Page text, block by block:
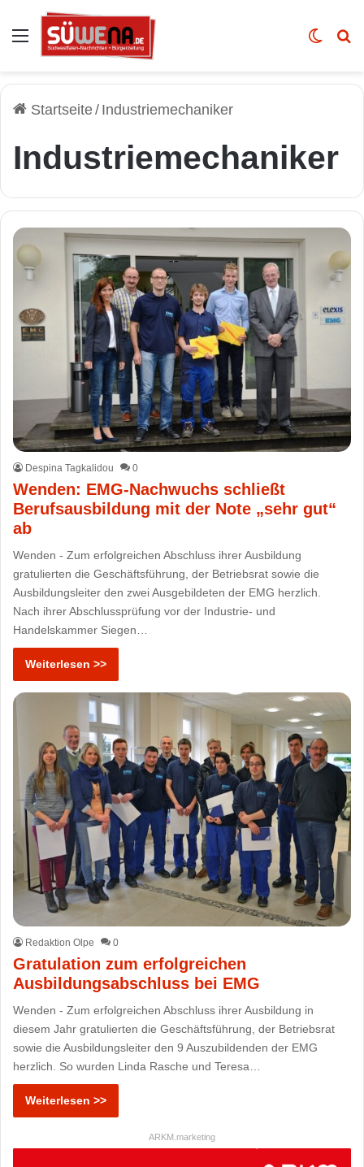
Auswahl Skin
Startseite/ Industriemechaniker
Industriemechaniker
Despina Tagkalidou 0
Wenden: EMG-Nachwuchs schließt
Berufsausbildung mit der Note „sehr gut“
ab
Wenden - Zum erfolgreichen Abschluss ihrer Ausbildung
gratulierten die Geschäftsführung, der Betriebsrat sowie die
Ausbildungsleiter den zwei Ausgebildeten der EMG herzlich.
Nach ihrer Abschlussprüfung vor der Industrie- und
Handelskammer Siegen…
Weiterlesen >>
Redaktion Olpe 0
Gratulation zum erfolgreichen
Ausbildungsabschluss bei EMG
Wenden - Zum erfolgreichen Abschluss ihrer Ausbildung in
diesem Jahr gratulierten die Geschäftsführung, der Betriebsrat
sowie die Ausbildungsleiter den 9 Auszubildenden der EMG
herzlich. So wurden Linda Rasche und Teresa…
Weiterlesen >>
ARKM.marketing